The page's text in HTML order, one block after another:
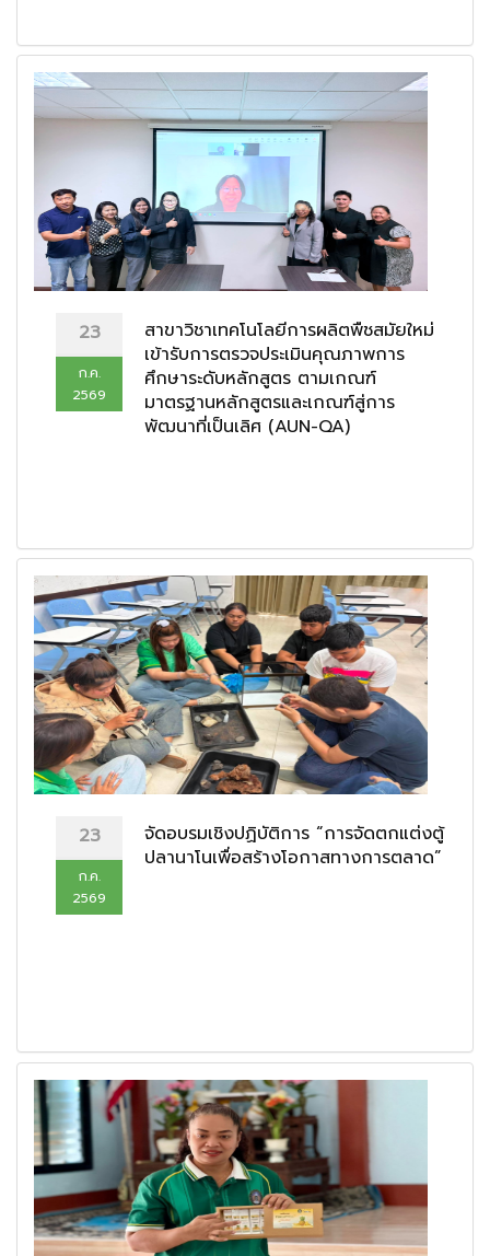
23
ก.ค.
2569
สาขาวิชาเทคโนโลยีการผลิตพืชสมัยใหม่
เข้ารับการตรวจประเมินคุณภาพการ
ศึกษาระดับหลักสูตร ตามเกณฑ์
มาตรฐานหลักสูตรและเกณฑ์สู่การ
พัฒนาที่เป็นเลิศ (AUN-QA)
23
ก.ค.
2569
จัดอบรมเชิงปฏิบัติการ “การจัดตกแต่งตู้
ปลานาโนเพื่อสร้างโอกาสทางการตลาด”